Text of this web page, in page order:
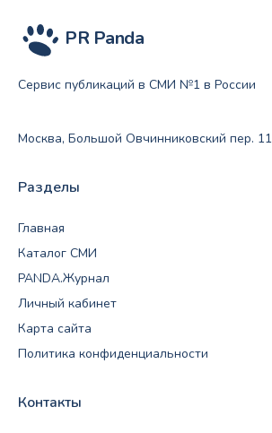
PR Panda
Сервис публикаций в СМИ №1 в России
Москва, Большой Овчинниковский пер. 11
Разделы
Главная
Каталог СМИ
PANDA.Журнал
Личный кабинет
Карта сайта
Политика конфиденциальности
Контакты